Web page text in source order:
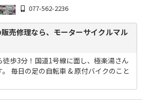
077-562-2236
売修理なら、モーターサイクルマル
徒歩3分！国道1号線に面し、極楽湯さん
毎日の足の自転車 & 原付バイクのこと